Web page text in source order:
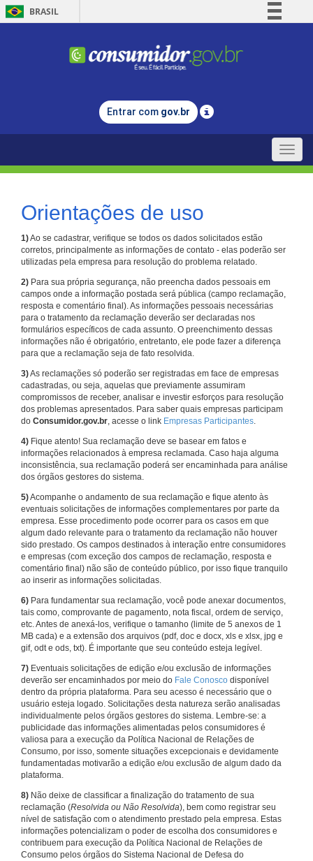
BRASIL
Comunica BR
Legislação
Entrar com gov.br
Toggle
Orientações de uso
1)Ao se cadastrar, verifique se todos os dados solicitados estão
corretos, principalmente as informações de contato - elas poderão ser
utilizadas pela empresa para resolução do problema relatado.
2) Para sua própria segurança, não preencha dados pessoais em
campos onde a informação postada será pública (campo reclamação,
resposta e comentário final). As informações pessoais necessárias
para o tratamento da reclamação deverão ser declaradas nos
formulários específicos de cada assunto. O preenchimento dessas
informações não é obrigatório, entretanto, ele pode fazer a diferença
para que a reclamação seja de fato resolvida.
3)As reclamações só poderão ser registradas em face de empresas
cadastradas, ou seja, aquelas que previamente assumiram
compromissos de receber, analisar e investir esforços para resolução
dos problemas apresentados. Para saber quais empresas participam
do Consumidor.gov.br, acesse o link Empresas Participantes.
4) Fique atento! Sua reclamação deve se basear em fatos e
informações relacionados à empresa reclamada. Caso haja alguma
inconsistência, sua reclamação poderá ser encaminhada para análise
dos órgãos gestores do sistema.
5)Acompanhe o andamento de sua reclamação e fique atento às
eventuais solicitações de informações complementares por parte da
empresa. Esse procedimento pode ocorrer para os casos em que
algum dado relevante para o tratamento da reclamação não houver
sido prestado. Os campos destinados à interação entre consumidores
e empresas (com exceção dos campos de reclamação, resposta e
comentário final) não são de conteúdo público, por isso fique tranquilo
ao inserir as informações solicitadas.
6) Para fundamentar sua reclamação, você pode anexar documentos,
tais como, comprovante de pagamento, nota fiscal, ordem de serviço,
etc. Antes de anexá-los, verifique o tamanho (limite de 5 anexos de 1
MB cada) e a extensão dos arquivos (pdf, doc e docx, xls e xlsx, jpg e
gif, odt e ods, txt). É importante que seu conteúdo esteja legível.
7) Eventuais solicitações de edição e/ou exclusão de informações
deverão ser encaminhados por meio do Fale Conosco disponível
dentro da própria plataforma. Para seu acesso é necessário que o
usuário esteja logado. Solicitações desta natureza serão analisadas
individualmente pelos órgãos gestores do sistema. Lembre-se: a
publicidade das informações alimentadas pelos consumidores é
valiosa para a execução da Política Nacional de Relações de
Consumo, por isso, somente situações excepcionais e devidamente
fundamentadas motivarão a edição e/ou exclusão de algum dado da
plataforma.
8) Não deixe de classificar a finalização do tratamento de sua
reclamação (Resolvida ou Não Resolvida), bem como registrar seu
nível de satisfação com o atendimento prestado pela empresa. Estas
informações potencializam o poder de escolha dos consumidores e
contribuem para execução da Política Nacional de Relações de
Consumo pelos órgãos do Sistema Nacional de Defesa do